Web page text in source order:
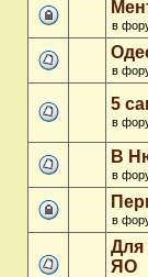
в
в
5
в
В
в
в
Для
ЯО